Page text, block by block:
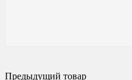
Предыдущий товар